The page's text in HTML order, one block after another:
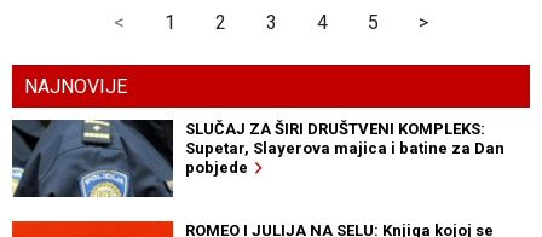
< 1 2 3 4 5 >
NAJNOVIJE
SLUČAJ ZA ŠIRI DRUŠTVENI KOMPLEKS:
Supetar, Slayerova majica i batine za Dan
pobjede
ROMEO I JULIJA NA SELU: Knjiga kojoj se